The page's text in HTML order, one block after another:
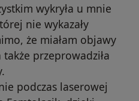
wykryła u mnie
nie wykazały
że miałam objawy
przeprowadziła
podczas laserowej